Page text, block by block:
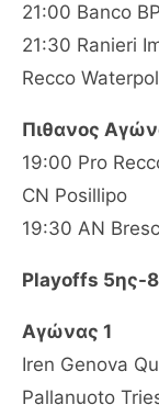
21:00 Banco
21:30 Ranieri
Recco
Πιθανος
19:00 Pro
CN Posillipo
19:30 AN
Playoffs 5ης-
Αγώνας 1
Iren Genova
Pallanuoto